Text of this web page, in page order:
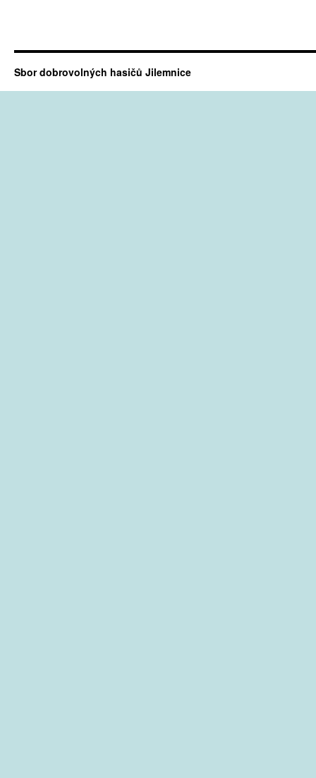
Sbor dobrovolných hasičů Jilemnice